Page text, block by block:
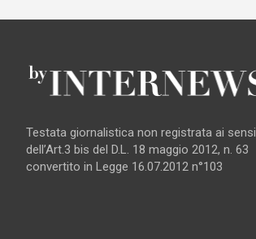
Testata giornalistica non registrata ai sensi
dell’Art.3 bis del D.L. 18 maggio 2012, n. 63
convertito in Legge 16.07.2012 n°103